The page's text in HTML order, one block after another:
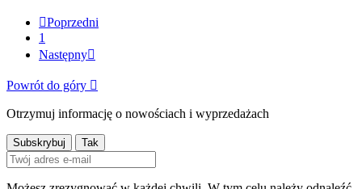
Poprzedni
1
Następny
Powrót do góry 
Otrzymuj informację o nowościach i wyprzedażach